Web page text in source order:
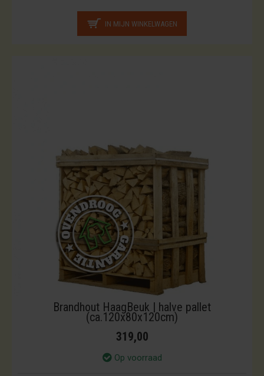
IN MIJN WINKELWAGEN
Brandhout HaagBeuk | halve pallet
(ca.120x80x120cm)
319,00
Op voorraad